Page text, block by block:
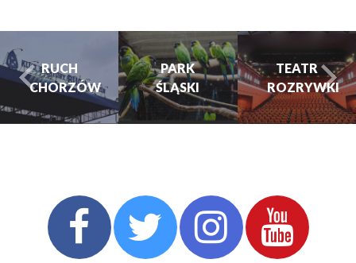
RUCH
CHORZÓW
PARK
ŚLĄSKI
TEATR
ROZRYWKI
turysta.Previous